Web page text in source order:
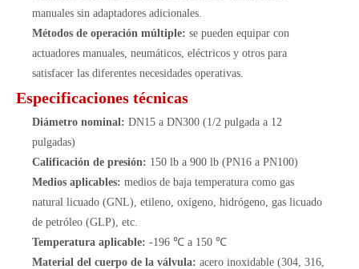
manuales sin adaptadores adicionales.
Métodos de operación múltiple: se pueden equipar con
actuadores manuales, neumáticos, eléctricos y otros para
satisfacer las diferentes necesidades operativas.
Especificaciones técnicas
Diámetro nominal: DN15 a DN300 (1/2 pulgada a 12
pulgadas)
Calificación de presión: 150 lb a 900 lb (PN16 a PN100)
Medios aplicables: medios de baja temperatura como gas
natural licuado (GNL), etileno, oxígeno, hidrógeno, gas licuado
de petróleo (GLP), etc.
Temperatura aplicable: -196 ℃ a 150 ℃
Material del cuerpo de la válvula: acero inoxidable (304, 316,